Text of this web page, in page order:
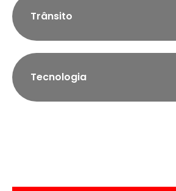
Trânsito
Tecnologia